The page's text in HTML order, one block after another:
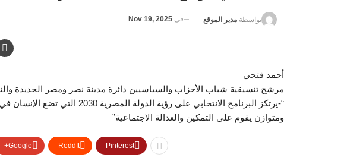
بواسطة مدير الموقع في Nov 19, 2025
أحمد فتحي
مرشح تنسيقية شباب الأحزاب والسياسيين دائرة مدينة نصر ومصر الجديدة
“-يرتكز البرنامج الانتخابي على رؤية
ومتوازن يقوم على التمكين والعدالة الاجتماعية”
Google+ ReddIt Pinterest